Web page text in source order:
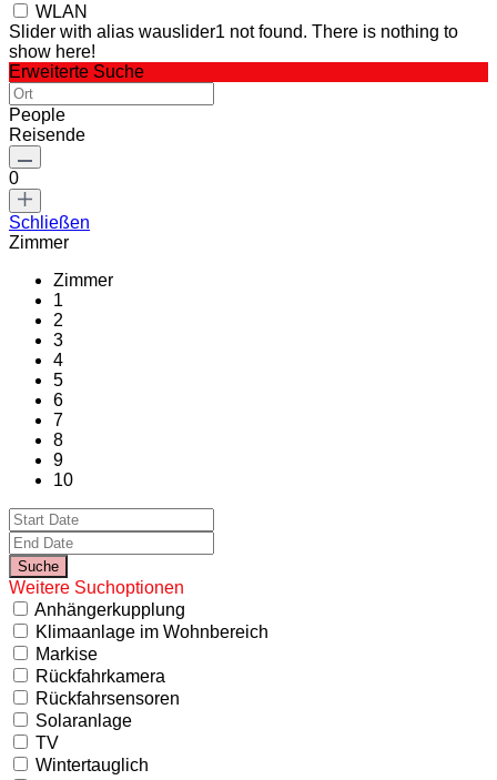
WLAN
Slider with alias wauslider1 not found. There is nothing to
show here!
Erweiterte Suche
People
Reisende
0
Schließen
Zimmer
Zimmer
1
2
3
4
5
6
7
8
9
10
Weitere Suchoptionen
Anhängerkupplung
Klimaanlage im Wohnbereich
Markise
Rückfahrkamera
Rückfahrsensoren
Solaranlage
TV
Wintertauglich